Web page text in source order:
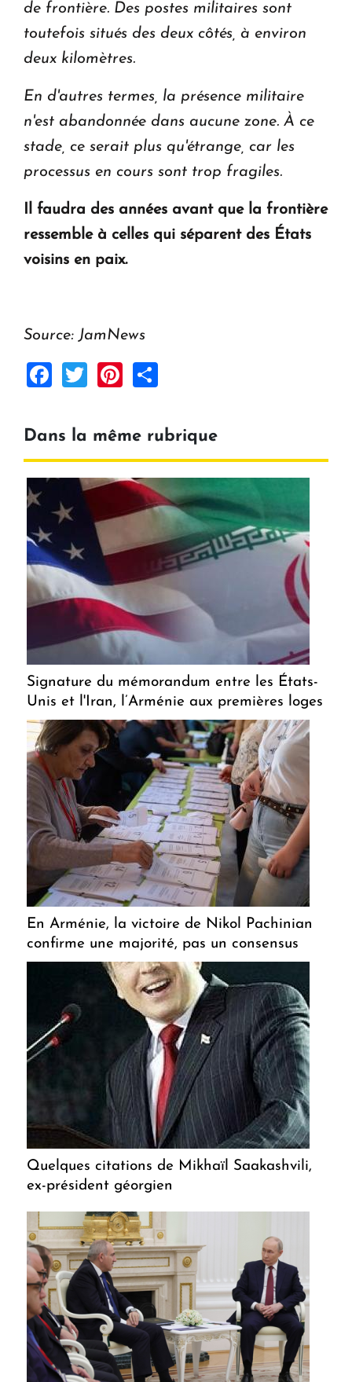
de frontière. Des postes militaires sont
toutefois situés des deux côtés, à environ
deux kilomètres.
En d'autres termes, la présence militaire
n'est abandonnée dans aucune zone. À ce
stade, ce serait plus qu'étrange, car les
processus en cours sont trop fragiles.
Il faudra des années avant que la frontière
ressemble à celles qui séparent des États
voisins en paix.
Source: JamNews
Facebook
TwitterPinterest
Dans la même rubrique
Signature du mémorandum entre les États-
Unis et l'Iran, l’Arménie aux premières loges
En Arménie, la victoire de Nikol Pachinian
confirme une majorité, pas un consensus
Quelques citations de Mikhaïl Saakashvili,
ex-président géorgien